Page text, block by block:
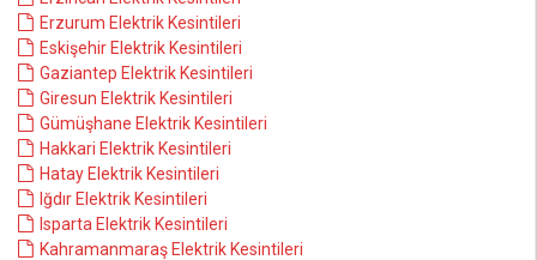
Erzurum Elektrik Kesintileri
Eskişehir Elektrik Kesintileri
Gaziantep Elektrik Kesintileri
Giresun Elektrik Kesintileri
Gümüşhane Elektrik Kesintileri
Hakkari Elektrik Kesintileri
Hatay Elektrik Kesintileri
Iğdır Elektrik Kesintileri
Isparta Elektrik Kesintileri
Kahramanmaraş Elektrik Kesintileri